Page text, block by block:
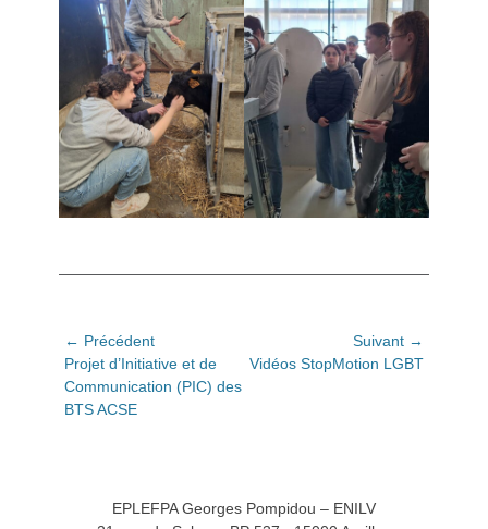
Navigation
de
l’article
← Précédent
Article
précédent:
Projet d’Initiative et de
Communication (PIC) des
BTS ACSE
Suivant →
Article
Vidéos StopMotion LGBT
EPLEFPA Georges Pompidou – ENILV